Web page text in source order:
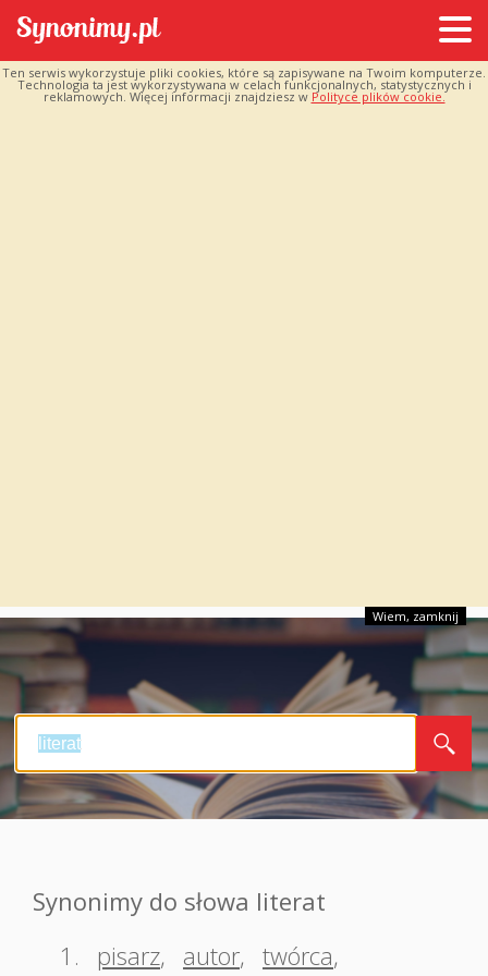
Ten serwis wykorzystuje pliki cookies, które są zapisywane na Twoim komputerze.
Technologia ta jest wykorzystywana w celach funkcjonalnych, statystycznych i
reklamowych. Więcej informacji znajdziesz w Polityce plików cookie.
Wiem, zamknij
Synonimy do słowa literat
1.
pisarz, autor, twórca,